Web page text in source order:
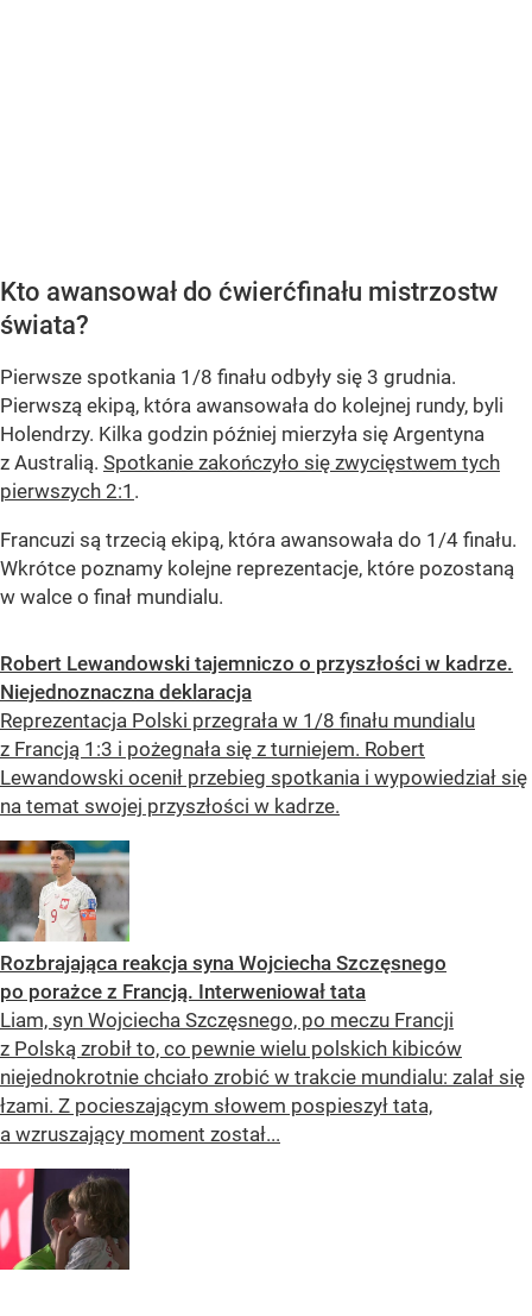
Kto awansował do ćwierćfinału mistrzostw
świata?
Pierwsze spotkania 1/8 finału odbyły się 3 grudnia.
Pierwszą ekipą, która awansowała do kolejnej rundy, byli
Holendrzy. Kilka godzin później mierzyła się Argentyna
z Australią. Spotkanie zakończyło się zwycięstwem tych
pierwszych 2:1 .
Francuzi są trzecią ekipą, która awansowała do 1/4 finału.
Wkrótce poznamy kolejne reprezentacje, które pozostaną
w walce o finał mundialu.
Robert Lewandowski tajemniczo o przyszłości w kadrze.
Niejednoznaczna deklaracja
Reprezentacja Polski przegrała w 1/8 finału mundialu
z Francją 1:3 i pożegnała się z turniejem. Robert
Lewandowski ocenił przebieg spotkania i wypowiedział się
na temat swojej przyszłości w kadrze.
Rozbrajająca reakcja syna Wojciecha Szczęsnego
po porażce z Francją. Interweniował tata
Liam, syn Wojciecha Szczęsnego, po meczu Francji
z Polską zrobił to, co pewnie wielu polskich kibiców
niejednokrotnie chciało zrobić w trakcie mundialu: zalał się
łzami. Z pocieszającym słowem pospieszył tata,
a wzruszający moment został...